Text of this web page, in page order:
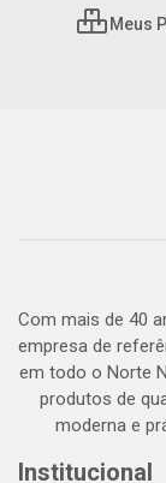
Meus
Com mais de 40
empresa de
em todo o Norte
produtos de
moderna e
Institucional